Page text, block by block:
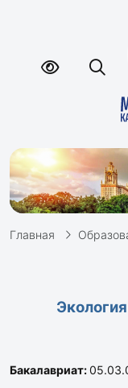
Главная
Бакалавриат: